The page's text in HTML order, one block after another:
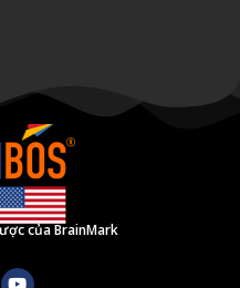
của BrainMark